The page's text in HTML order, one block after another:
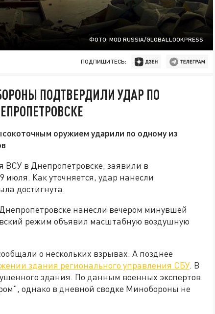
ФОТО: MOD RUSSIA/GLOBALLOOKPRESS
ПОДПИШИТЕСЬ:
ПОДТВЕРДИЛИ УДАР ПО
оружием ударили по одному из
ВСУ в Днепропетровске, заявили в
Как уточняется, удар нанесли
достигнута.
нанесли вечером минувшей
режим объявил масштабную воздушную
о нескольких взрывах. А позднее
здания регионального управления СБУ. В
здания. По данным военных экспертов
однако в дневной сводке Минобороны не